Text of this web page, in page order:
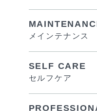
メインテナンス
SELF CARE
セルフケア